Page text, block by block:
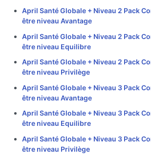
April Santé Globale + Niveau 2 Pack
être niveau Avantage
April Santé Globale + Niveau 2 Pack
être niveau Equilibre
April Santé Globale + Niveau 2 Pack
être niveau Privilège
April Santé Globale + Niveau 3 Pack
être niveau Avantage
April Santé Globale + Niveau 3 Pack
être niveau Equilibre
April Santé Globale + Niveau 3 Pack
être niveau Privilège